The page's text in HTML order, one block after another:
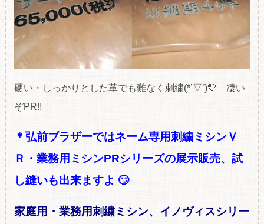
硬い・しっかりとした革でも難なく刺繍(*’▽’)💛 凄い
ぞPR!!
＊弘前ブラザーではネーム専用刺繍ミシンＶ
Ｒ・業務用ミシンPRシリーズの展示販売、試
し縫いも出来ますよ 🙄
家庭用・業務用刺繍ミシン、イノヴィスシリー